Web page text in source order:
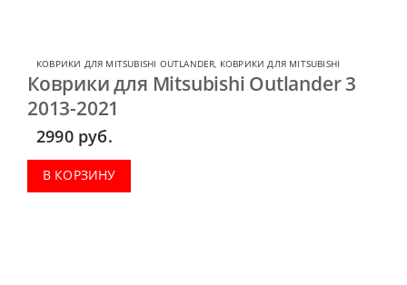
КОВРИКИ ДЛЯ MITSUBISHI OUTLANDER, КОВРИКИ ДЛЯ MITSUBISHI
Коврики для Mitsubishi Outlander 3
2013-2021
2990 руб.
В КОРЗИНУ